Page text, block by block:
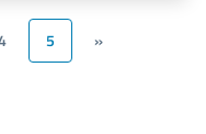
5 »